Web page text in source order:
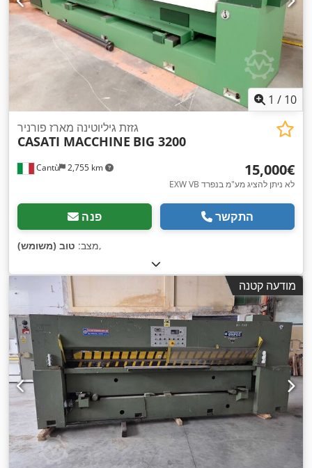
1 / 10
Cantù 2,755 km
גזזת גיליוטינה מארז פורניר
CASATI MACCHINE BIG 3200
‏15,000 ‏€
EXW VB לא ניתן להציג מע"מ בנפרד
פנה התקשר
מצב: טוב (משומש) ,
מודעה קטנה